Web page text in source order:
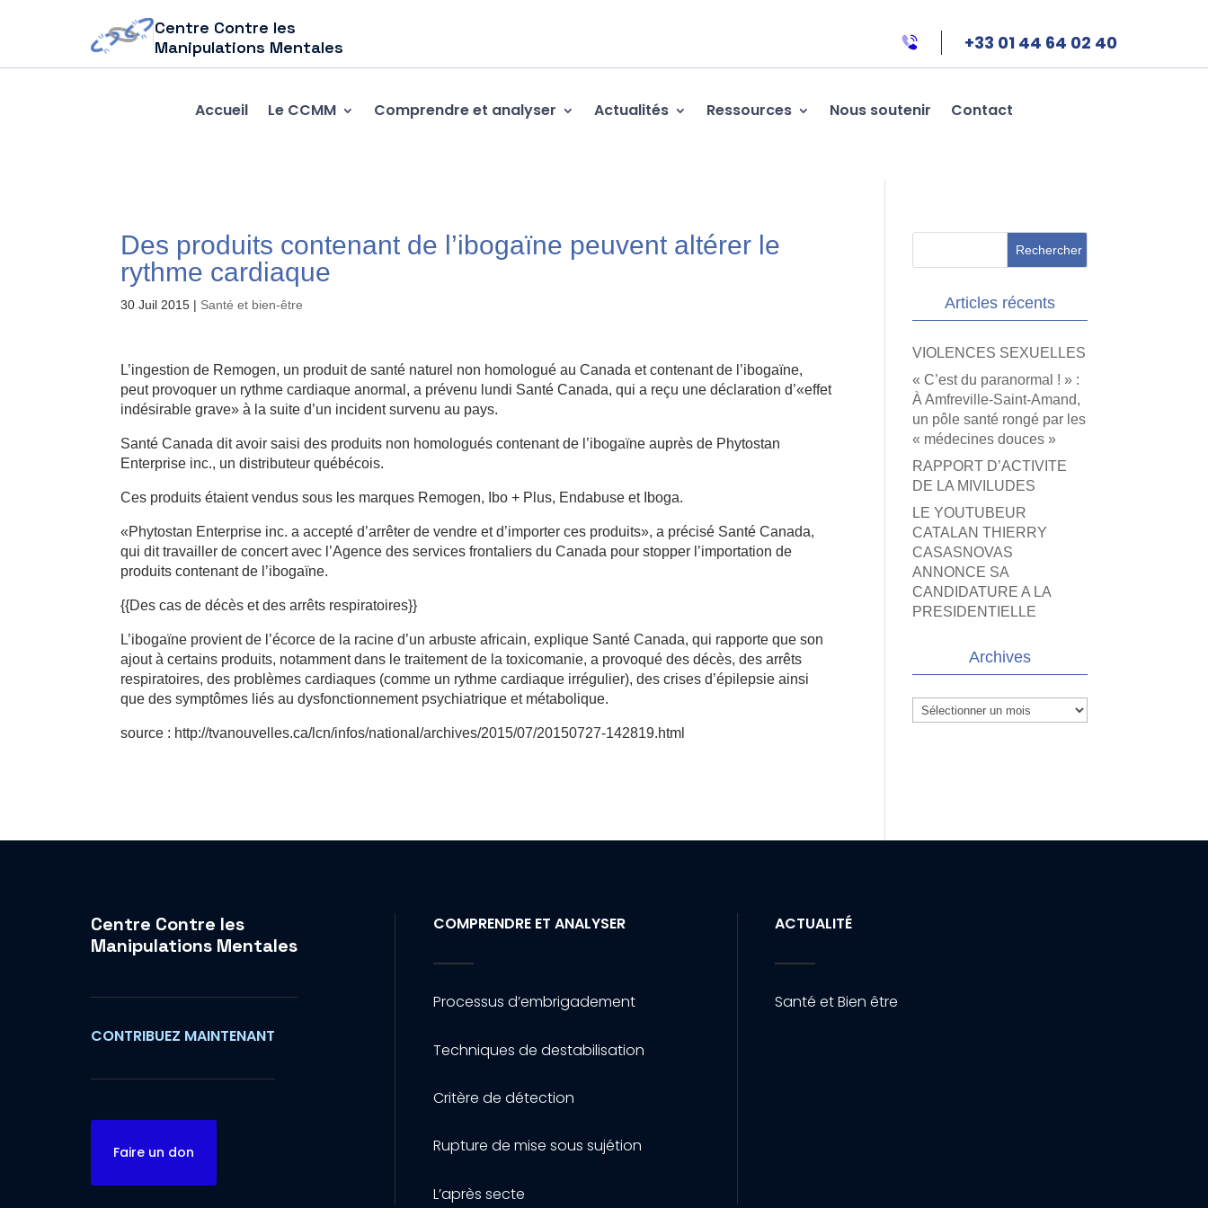
Centre Contre les
Manipulations Mentales
+33 01 44 64 02 40
Accueil Le CCMM Comprendre et analyser Actualités Ressources Nous soutenir Contact
Des produits contenant de l’ibogaïne peuvent altérer le
rythme cardiaque
30 Juil 2015 | Santé et bien-être
L’ingestion de Remogen, un produit de santé naturel non homologué au Canada et contenant de l’ibogaïne,
peut provoquer un rythme cardiaque anormal, a prévenu lundi Santé Canada, qui a reçu une déclaration d’«effet
indésirable grave» à la suite d’un incident survenu au pays.
Santé Canada dit avoir saisi des produits non homologués contenant de l’ibogaïne auprès de Phytostan
Enterprise inc., un distributeur québécois.
Ces produits étaient vendus sous les marques Remogen, Ibo + Plus, Endabuse et Iboga.
«Phytostan Enterprise inc. a accepté d’arrêter de vendre et d’importer ces produits», a précisé Santé Canada,
qui dit travailler de concert avec l’Agence des services frontaliers du Canada pour stopper l’importation de
produits contenant de l’ibogaïne.
{{Des cas de décès et des arrêts respiratoires}}
L’ibogaïne provient de l’écorce de la racine d’un arbuste africain, explique Santé Canada, qui rapporte que son
ajout à certains produits, notamment dans le traitement de la toxicomanie, a provoqué des décès, des arrêts
respiratoires, des problèmes cardiaques (comme un rythme cardiaque irrégulier), des crises d’épilepsie ainsi
que des symptômes liés au dysfonctionnement psychiatrique et métabolique.
source : http://tvanouvelles.ca/lcn/infos/national/archives/2015/07/20150727-142819.html
Articles récents
VIOLENCES SEXUELLES
« C’est du paranormal ! » :
À Amfreville-Saint-Amand,
un pôle santé rongé par les
« médecines douces »
RAPPORT D’ACTIVITE
DE LA MIVILUDES
LE YOUTUBEUR
CATALAN THIERRY
CASASNOVAS
ANNONCE SA
CANDIDATURE A LA
PRESIDENTIELLE
Archives
Archives
Centre Contre les
Manipulations Mentales
CONTRIBUEZ MAINTENANT
Faire un don
COMPRENDRE ET ANALYSER
Processus d’embrigadement
Techniques de destabilisation
Critère de détection
Rupture de mise sous sujétion
L’après secte
ACTUALITÉ
Santé et Bien être